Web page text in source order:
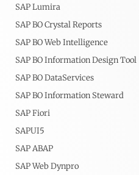
SAP Lumira
SAP BO Crystal Reports
SAP BO Web Intelligence
SAP BO Information Design Tool
SAP BO DataServices
SAP BO Information Steward
SAP Fiori
SAPUI5
SAP ABAP
SAP Web Dynpro